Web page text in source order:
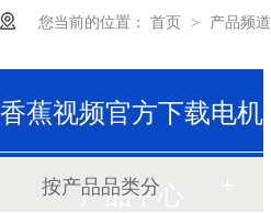
您当前的位置： 首页 > 产品频道
香蕉视频官方下载电机
产品中心
按产品品类分